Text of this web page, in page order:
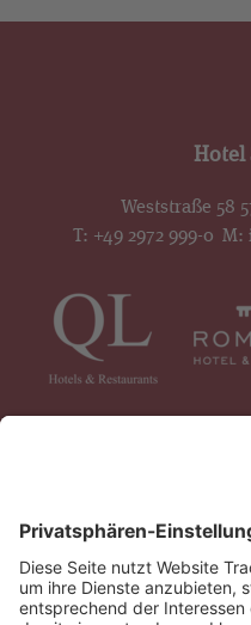
Hotel
Weststraße 58
T: +49 2972 999-0 M: